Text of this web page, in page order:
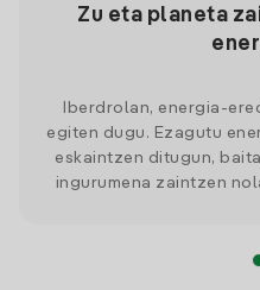
Zu eta planeta
Iberdrolan, energia-
egiten dugu. Ezagutu
eskaintzen ditugun,
ingurumena zaintzen